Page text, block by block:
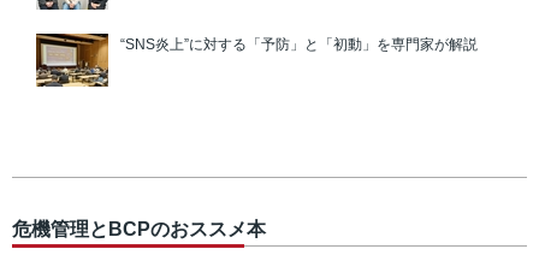
“SNS炎上”に対する「予防」と「初動」を専門家が解説
危機管理とBCPのおススメ本